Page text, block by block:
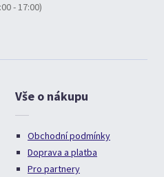
- 17:00)
Vše o nákupu
Obchodní podmínky
Doprava a platba
Pro partnery